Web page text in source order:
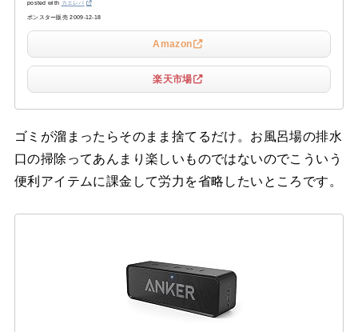
posted with カエレバ
ボンスター販売 2009-12-18
Amazon
楽天市場
ゴミが溜まったらそのまま捨てるだけ。お風呂場の排水
口の掃除ってあんまり楽しいものではないのでこういう
便利アイテムに課金して労力を省略したいところです。